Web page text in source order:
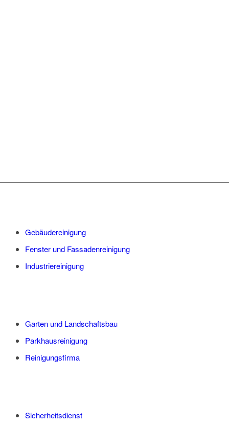
Gebäudereinigung
Fenster und Fassadenreinigung
Industriereinigung
Garten und Landschaftsbau
Parkhausreinigung
Reinigungsfirma
Sicherheitsdienst